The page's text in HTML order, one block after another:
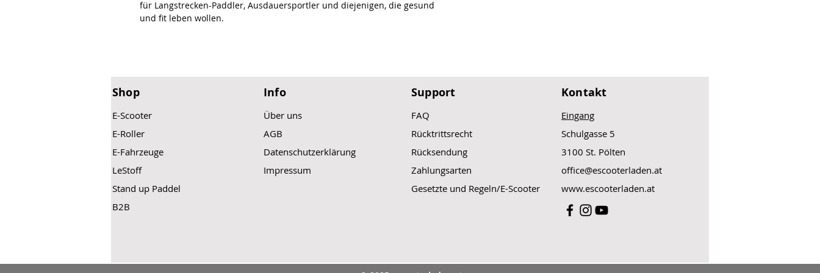
für Langstrecken-Paddler, Ausdauersportler und diejenigen, die gesund
und fit leben wollen.
Shop
E-Scooter
E-Roller
E-Fahrzeuge
LeStoff
Stand up Paddel
B2B
Info
Über uns
AGB
Datenschutzerklärung
Impressum
Support
FAQ
Rücktrittsrecht
Rücksendung
Zahlungsarten
Gesetzte und Regeln/E-Scooter
Kontakt
Eingang
Schulgasse 5
3100 St. Pölten
office@escooterladen.at
www.escooterladen.at